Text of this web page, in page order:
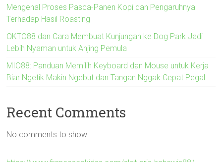
Mengenal Proses Pasca-Panen Kopi dan Pengaruhnya
Terhadap Hasil Roasting
OKTO88 dan Cara Membuat Kunjungan ke Dog Park Jadi
Lebih Nyaman untuk Anjing Pemula
MIO88: Panduan Memilih Keyboard dan Mouse untuk Kerja
Biar Ngetik Makin Ngebut dan Tangan Nggak Cepat Pegal
Recent Comments
No comments to show.